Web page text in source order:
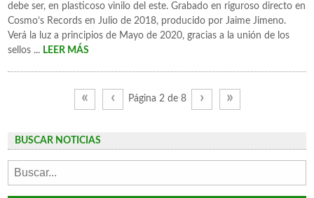
debe ser, en plasticoso vinilo del este. Grabado en riguroso directo en
Cosmo’s Records en Julio de 2018, producido por Jaime Jimeno.
Verá la luz a principios de Mayo de 2020, gracias a la unión de los
sellos ... LEER MÁS
« ‹ Página 2 de 8 › »
BUSCAR NOTICIAS